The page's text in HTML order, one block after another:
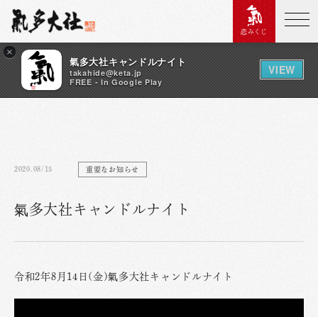
×
氣多大社キャンドルナイト
takahide@keta.jp
FREE - In Google Play
VIEW
恋みくじ
2020.08/15 重要なお知らせ
氣多大社キャンドルナイト
令和2年8月14日(金)氣多大社キャンドルナイト